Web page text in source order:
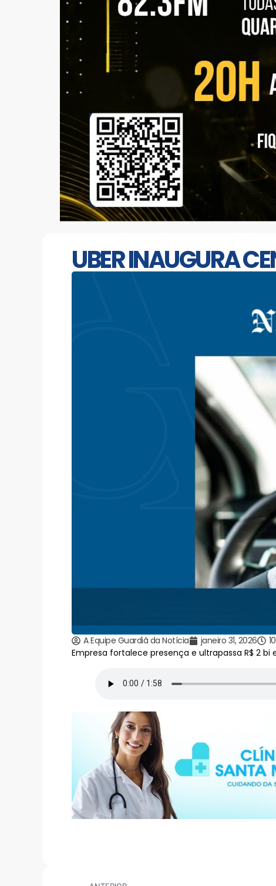
UBER INAUGURA
A Equipe Guardiã da Notícia janeiro 31, 2026
Empresa fortalece presença e ultrapassa R$ 2